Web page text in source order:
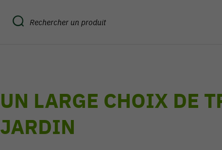
UN LARGE CHOIX DE
JARDIN